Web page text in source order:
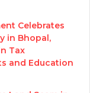
Celebrates
in Bhopal,
Tax
and Education